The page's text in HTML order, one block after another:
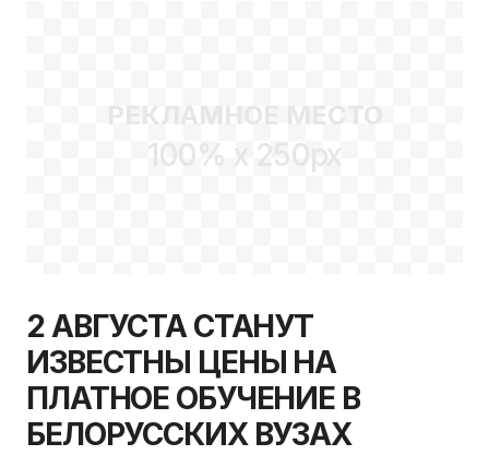
РЕКЛАМНОЕ МЕСТО
100% x 250px
2 АВГУСТА СТАНУТ
ИЗВЕСТНЫ ЦЕНЫ НА
ПЛАТНОЕ ОБУЧЕНИЕ В
БЕЛОРУССКИХ ВУЗАХ